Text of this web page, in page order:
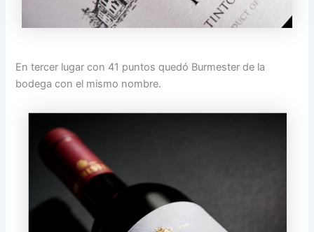
En tercer lugar con 41 puntos quedó Burmester de la
bodega con el mismo nombre.